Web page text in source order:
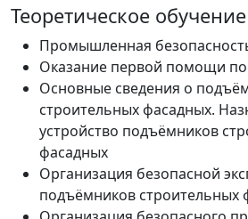
Теоретическое обучение
Промышленная
Оказание первой помощи
Основные сведения о
строительных фасадных.
устройство подъёмников
фасадных
Организация безопасной
подъёмников строительных